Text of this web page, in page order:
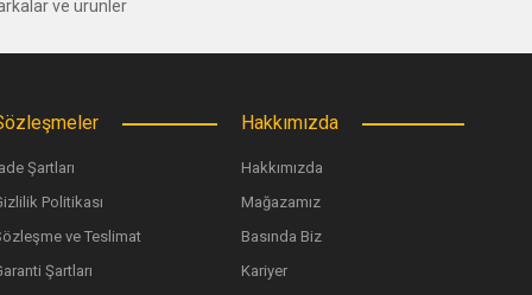
Sprey 50 ml
TL
ve ürünler
Şartları
Politikası
ve Teslimat
Şartları
Hakkımızda
Hakkımızda
Mağazamız
Basında Biz
Kariyer